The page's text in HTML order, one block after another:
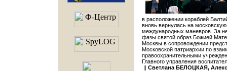
в расположении кораблей
вновь вернулась на
международных маневров. За
фазы святой образ Божией
Москвы в сопровождении
Московской патриархии по
правоохранительными
Главного управления
|| Светлана БЕЛОЦКАЯ,